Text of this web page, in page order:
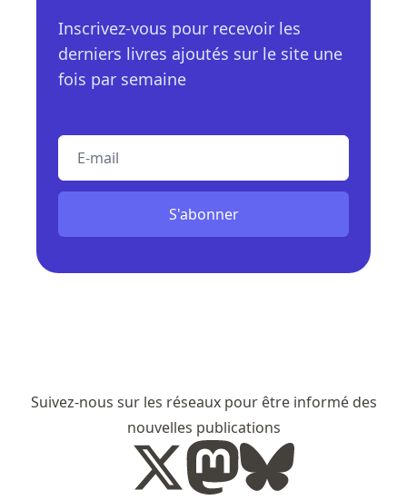
Inscrivez-vous pour recevoir les
derniers livres ajoutés sur le site une
fois par semaine
S'abonner
Suivez-nous sur les réseaux pour être informé des
nouvelles publications